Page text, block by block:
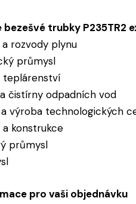
bezešvé trubky P235TR2
rozvody plynu
průmysl
teplárenství
čistírny odpadních vod
výroba technologických
konstrukce
průmysl
pro vaši objednávku